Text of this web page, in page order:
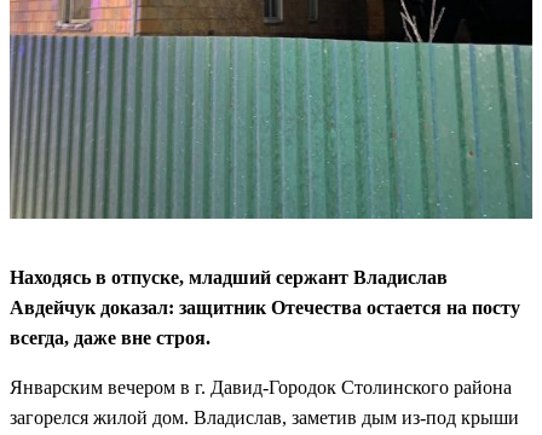
Находясь в отпуске, младший сержант Владислав
Авдейчук доказал: защитник Отечества остается на посту
всегда, даже вне строя.
Январским вечером в г. Давид-Городок Столинского района
загорелся жилой дом. Владислав, заметив дым из-под крыши